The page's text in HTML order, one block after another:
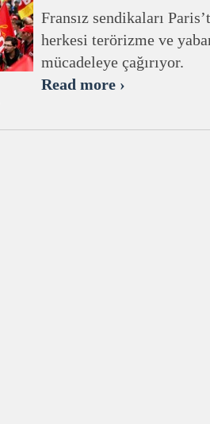
Fransız sendikaları
herkesi terörizme ve
mücadeleye çağırıyor.
Read more ›